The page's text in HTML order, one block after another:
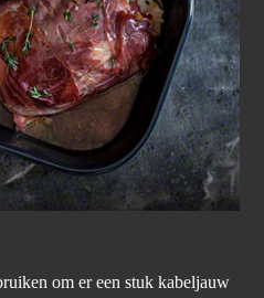
om er een stuk kabeljauw